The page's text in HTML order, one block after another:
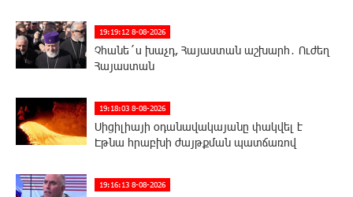
19:19:12 8-08-2026
Չհանե´ս խաչդ, Հայաստան աշխարհ․ Ուժեղ
Հայաստան
19:18:03 8-08-2026
Սիցիլիայի օդանավակայանը փակվել է
Էթնա հրաբխի ժայթքման պատճառով
19:16:13 8-08-2026